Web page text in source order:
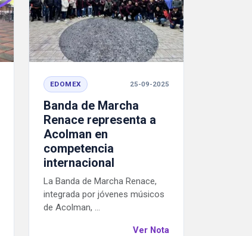
EDOMEX 25-09-2025
Banda de Marcha
Renace representa a
Acolman en
competencia
internacional
La Banda de Marcha Renace,
integrada por jóvenes músicos
de Acolman, ...
Ver Nota